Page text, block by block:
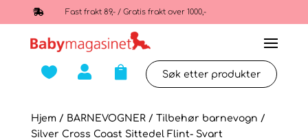
 Fast frakt 89,- / Gratis frakt over 1000,-
  
Hjem/ BARNEVOGNER/ Tilbehør barnevogn /
Silver Cross Coast Sittedel Flint- Svart